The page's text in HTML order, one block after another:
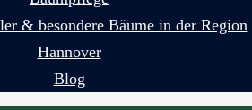
& besondere Bäume in der Region
Hannover
Blog